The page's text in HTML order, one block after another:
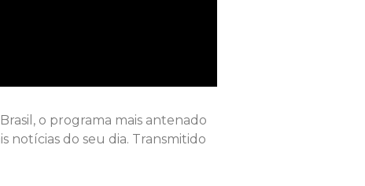
o programa mais antenado
notícias do seu dia. Transmitido